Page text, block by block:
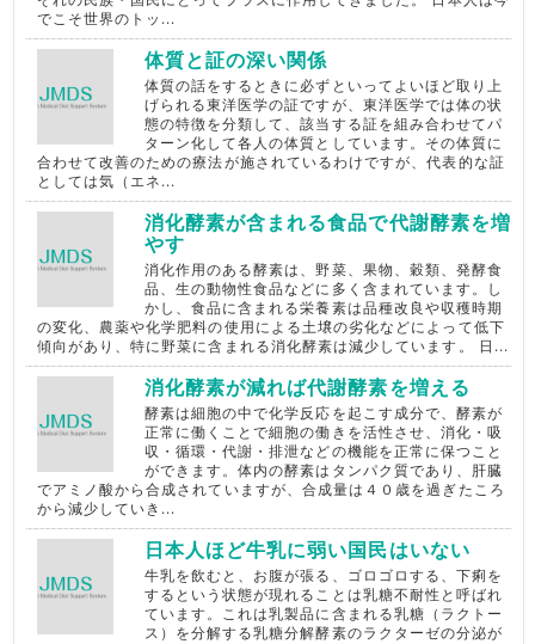
でこそ世界のトッ...
体質と証の深い関係
体質の話をするときに必ずといってよいほど取り上
げられる東洋医学の証ですが、東洋医学では体の状
態の特徴を分類して、該当する証を組み合わせてパ
ターン化して各人の体質としています。その体質に
合わせて改善のための療法が施されているわけですが、代表的な証
としては気（エネ...
消化酵素が含まれる食品で代謝酵素を増
やす
消化作用のある酵素は、野菜、果物、穀類、発酵食
品、生の動物性食品などに多く含まれています。し
かし、食品に含まれる栄養素は品種改良や収穫時期
の変化、農薬や化学肥料の使用による土壌の劣化などによって低下
傾向があり、特に野菜に含まれる消化酵素は減少しています。 日...
消化酵素が減れば代謝酵素を増える
酵素は細胞の中で化学反応を起こす成分で、酵素が
正常に働くことで細胞の働きを活性させ、消化・吸
収・循環・代謝・排泄などの機能を正常に保つこと
ができます。体内の酵素はタンパク質であり、肝臓
でアミノ酸から合成されていますが、合成量は４０歳を過ぎたころ
から減少していき...
日本人ほど牛乳に弱い国民はいない
牛乳を飲むと、お腹が張る、ゴロゴロする、下痢を
するという状態が現れることは乳糖不耐性と呼ばれ
ています。これは乳製品に含まれる乳糖（ラクトー
ス）を分解する乳糖分解酵素のラクターゼの分泌が